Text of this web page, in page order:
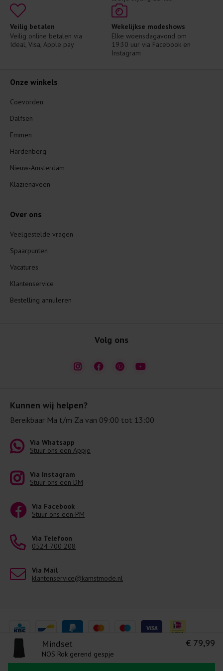
Mindset
NOS Rok gerend gespje
€ 79,99
Levering 1-3 Werkdagen
Veilig betalen
Veilig online betalen via
Ideal, Visa, Apple pay
Wekelijkse modeshows
Elke woensdagavond om
19:30 uur via Facebook en
Instagram
Kunnen wij helpen?
Bereikbaar Ma t/m Za van 09:00 tot 13:00
Via Whatsapp
Stuur ons een Appje
Via Instagram
Stuur ons een DM
Via Facebook
Stuur ons een PM
Via Telefoon
0524 700 208
Via Mail
klantenservice@kamstmode.nl
Onze winkels
Coevorden
Dalfsen
Emmen
Hardenberg
Nieuw-Amsterdam
Klazienaveen
Over ons
Veelgestelde vragen
Spaarpunten
Vacatures
Klantenservice
Bestelling annuleren
Volg ons